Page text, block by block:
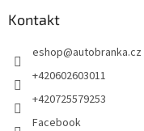
Kontakt
eshop@autobranka.cz
+420602603011
+420725579253
Facebook